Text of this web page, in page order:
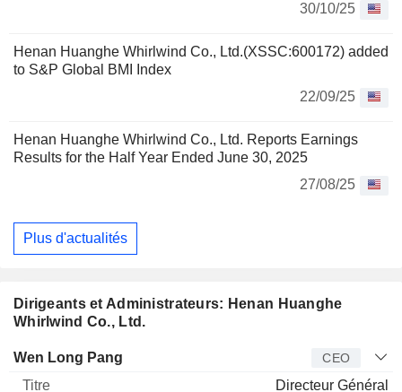
30/10/25
Henan Huanghe Whirlwind Co., Ltd.(XSSC:600172) added
to S&P Global BMI Index
22/09/25
Henan Huanghe Whirlwind Co., Ltd. Reports Earnings
Results for the Half Year Ended June 30, 2025
27/08/25
Plus d'actualités
Dirigeants et Administrateurs: Henan Huanghe
Whirlwind Co., Ltd.
Dirigeant Titre Age
Wen Long Pang CEO
Directeur Général